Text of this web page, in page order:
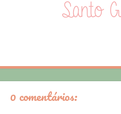
0 comentários: